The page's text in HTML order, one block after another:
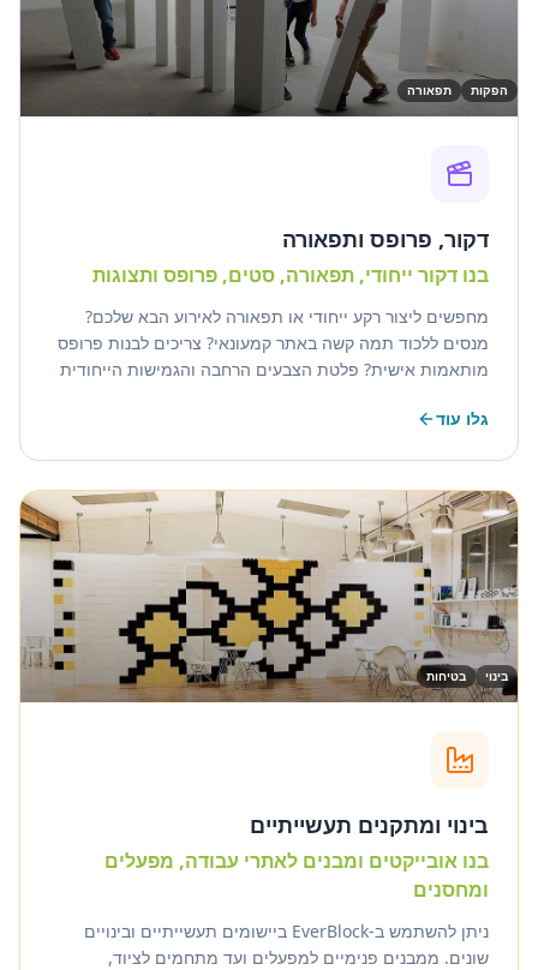
הפקות תפאורה
דקור, פרופס ותפאורה
בנו דקור ייחודי, תפאורה, סטים, פרופס ותצוגות
מחפשים ליצור רקע ייחודי או תפאורה לאירוע הבא שלכם?
מנסים ללכוד תמה קשה באתר קמעונאי? צריכים לבנות פרופס
מותאמות אישית? פלטת הצבעים הרחבה והגמישות הייחודית
האובייקטים.
גלו עוד
בינוי בטיחות
בינוי ומתקנים תעשייתיים
בנו אובייקטים ומבנים לאתרי עבודה, מפעלים
ומחסנים
ניתן להשתמש ב-EverBlock ביישומים תעשייתיים ובינויים
שונים. ממבנים פנימיים למפעלים ועד מתחמים לציוד,